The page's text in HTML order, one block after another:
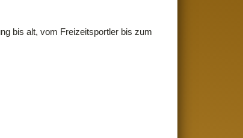
bis alt, vom Freizeitsportler bis zum